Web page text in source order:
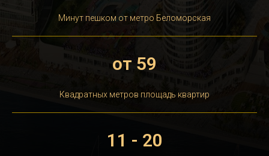
Минут пешком от метро Беломорская
от 59
Квадратных метров площадь квартир
11 - 20